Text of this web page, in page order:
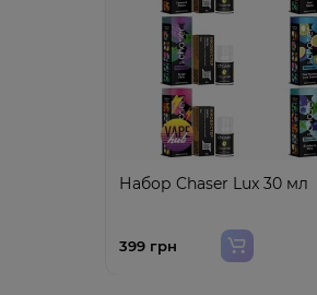
Набор Chaser Lux 30 мл
399 грн